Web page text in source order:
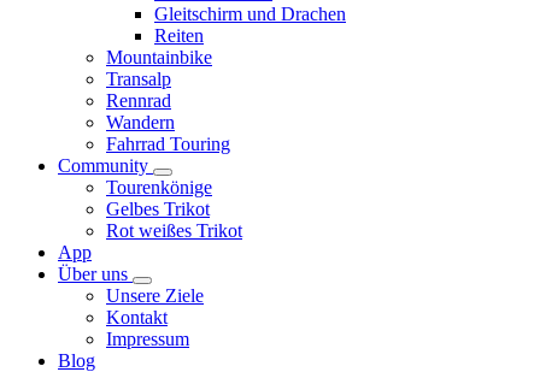
Gleitschirm und Drachen
Reiten
Mountainbike
Transalp
Rennrad
Wandern
Fahrrad Touring
Community
Tourenkönige
Gelbes Trikot
Rot weißes Trikot
App
Über uns
Unsere Ziele
Kontakt
Impressum
Blog